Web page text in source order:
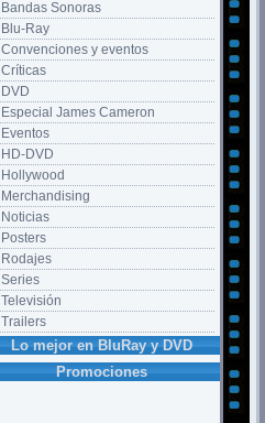
Bandas Sonoras
Blu-Ray
Convenciones y eventos
Críticas
DVD
Especial James Cameron
Eventos
HD-DVD
Hollywood
Merchandising
Noticias
Posters
Rodajes
Series
Televisión
Trailers
Lo mejor en BluRay y DVD
Promociones